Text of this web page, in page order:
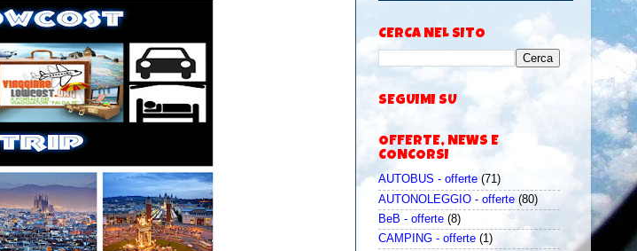
CERCA NEL SITO
SEGUIMI SU
OFFERTE, NEWS E
CONCORSI
AUTOBUS - offerte (71)
AUTONOLEGGIO - offerte (80)
BeB - offerte (8)
CAMPING - offerte (1)